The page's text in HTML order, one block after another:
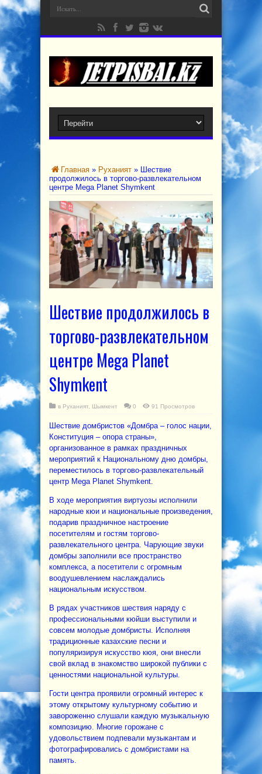
Главная » Руханият » Шествие
продолжилось в торгово-развлекательном
центре Mega Planet Shymkent
Шествие продолжилось в
торгово-развлекательном
центре Mega Planet
Shymkent
в Руханият, Шымкент 0 91 Просмотров
Шествие домбристов «Домбра – голос нации,
Конституция – опора страны»,
организованное в рамках праздничных
мероприятий к Национальному дню домбры,
переместилось в торгово-развлекательный
центр Mega Planet Shymkent.
В ходе мероприятия виртуозы исполнили
народные кюи и национальные произведения,
подарив праздничное настроение
посетителям и гостям торгово-
развлекательного центра. Чарующие звуки
домбры заполнили все пространство
комплекса, а посетители с огромным
воодушевлением наслаждались
национальным искусством.
В рядах участников шествия наряду с
профессиональными кюйши выступили и
совсем молодые домбристы. Исполняя
традиционные казахские песни и
популяризируя искусство кюя, они внесли
свой вклад в знакомство широкой публики с
ценностями национальной культуры.
Гости центра проявили огромный интерес к
этому открытому культурному событию и
завороженно слушали каждую музыкальную
композицию. Многие горожане с
удовольствием подпевали музыкантам и
фотографировались с домбристами на
память.